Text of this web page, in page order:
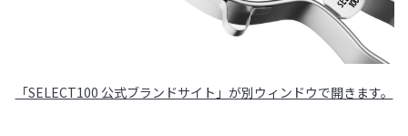
「SELECT100 公式ブランドサイト」が別ウィンドウで開きます。